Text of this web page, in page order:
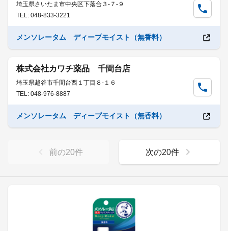
埼玉県さいたま市中央区下落合３-７-９
TEL: 048-833-3221
メンソレータム ディープモイスト（無香料）
株式会社カワチ薬品 千間台店
埼玉県越谷市千間台西１丁目８-１６
TEL: 048-976-8887
メンソレータム ディープモイスト（無香料）
前の20件 次の20件